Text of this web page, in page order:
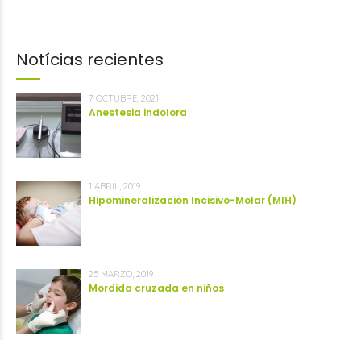
Notícias recientes
7 OCTUBRE, 2021
Anestesia indolora
1 ABRIL, 2019
Hipomineralización Incisivo-Molar (MIH)
25 MARZO, 2019
Mordida cruzada en niños